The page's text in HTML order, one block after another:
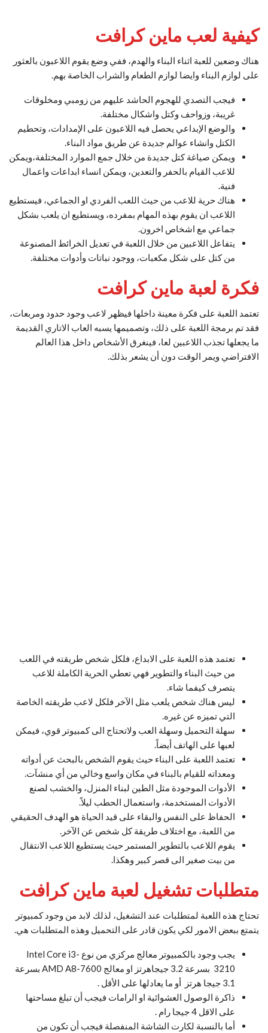
كيفية لعب ماين كرافت
هناك وضعين للعبة اثناء البناء والهدم، ففي وضع يقوم اللاعبون بالعثور
على لوازم البناء وايضا لوازم الطعام والشراب الخاصة بهم.
فيجب التصدي للهجوم الحاشد عليهم من زومبي ومخلوقات
غريبة، وزواحف وكتل واشكال مختلفة.
والوضع الإبداعي يحصل فيه اللاعبون على الإمدادات، وتحطيم
الكتل وانشاء عوالم جديدة عن طريق مواد البناء.
ويمكن صياغة كتل جديدة من خلال جمع الموارد المختلفة،ويمكن
للاعب القيام بالحفر والتعدين، ويمكن انساء ابداعات واعمال
فنية.
هناك حرية للاعب من حيث اللعب الفردي او الجماعي، فيستطيع
اللاعب ان يقوم بهذه المهام بمفرده، ويستطيع ان يلعب بشكل
جماعي مع اشخاص اخرون.
يتفاعل اللاعبين من خلال اللعبة في تعديل الخرائط المصنوعة
من كتل على شكل مكعبات، ووجود نباتات وأدوات مختلفة.
فكرة لعبة ماين كرافت
تعتمد اللعبة على فكرة معينة داخلها فيظهر لاعب وجود حدود ومربعات،
فقد تم برمجة اللعبة على ذلك، وتصميمها يسبه العاب الاتاري القديمة
ما يجعلها تجذب اللاعبين لعا، فينغرق الأشخاص داخل هذا العالم
الافتراضي ويمر الوقت دون أن يشعر بذلك.
تعتمد هذه اللعبة على الابداع، فلكل شخص طريقته في اللعب
من حيث البناء والتطوير فهي تعطي الحرية الكاملة للاعب
يتصرف كيفما شاء.
ليس هناك شخص يلعب مثل الآخر فلكل لاعب طريقته الخاصة
التي تميزه عن غيره.
سهلة التحميل وسهلة العب ولاتحتاج الى كمبيوتر قوي، فيمكن
لعبها على الهاتف أيضاً.
تعتمد اللعبة على البناء حيث يقوم الشخص بالبحث عن أدواته
ومعداته للقيام بالبناء في مكان واسع وخالي من أي منشآت.
الأدوات الموجودة مثل الطين لبناء المنزل، والخشب لصنع
الأدوات المستخدمة، واستعمال الحطب ليلاً.
الحفاظ على النفس والبقاء على قيد الحياة هو الهدف الحقيقي
من اللعبة، مع اختلاف طريقة كل شخص عن الآخر.
يقوم اللاعب بالتطوير المستمر حيث يستطيع اللاعب الانتقال
من بيت صغير الى قصر كبير وهكذا.
متطلبات تشغيل لعبة ماين كرافت
تحتاج هذه اللعبة لمتطلبات عند التشغيل، لذلك لابد من وجود كمبيوتر
يتمتع ببعض الامور لكي يكون قادر على التحميل وهذه المتطلبات هي.
يجب وجود بالكمبيوتر معالج مركزي من نوع Intel Core i3-
3210 بسرعة 3.2 جيجاهرتز او معالج AMD A8-7600 بسرعة
3.1 جيجا هرتز أو ما يعادلها على الأقل .
ذاكرة الوصول العشوائية او الرامات فيجب أن تبلغ مساحتها
على الاقل 4 جيجا رام .
أما بالنسبة لكارت الشاشة المنفصلة فيجب أن تكون من